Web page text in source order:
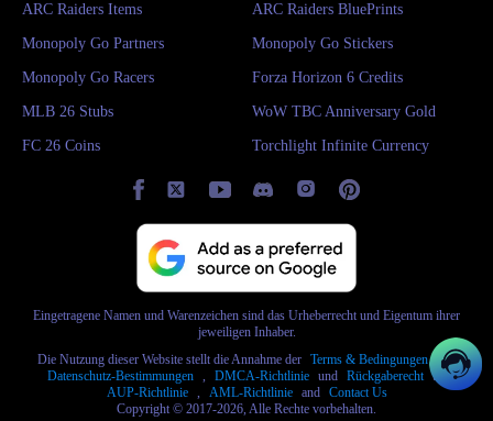
ARC Raiders Items ARC Raiders BluePrints
Monopoly Go Partners Monopoly Go Stickers
Monopoly Go Racers Forza Horizon 6 Credits
MLB 26 Stubs WoW TBC Anniversary Gold
FC 26 Coins Torchlight Infinite Currency
Eingetragene Namen und Warenzeichen sind das Urheberrecht und Eigentum ihrer
jeweiligen Inhaber.
Die Nutzung dieser Website stellt die Annahme der Terms & Bedingungen und
Datenschutz-Bestimmungen
, DMCA-Richtlinie und Rückgaberecht und
AUP-Richtlinie
, AML-Richtlinie and Contact Us
Copyright © 2017-2026, Alle Rechte vorbehalten.